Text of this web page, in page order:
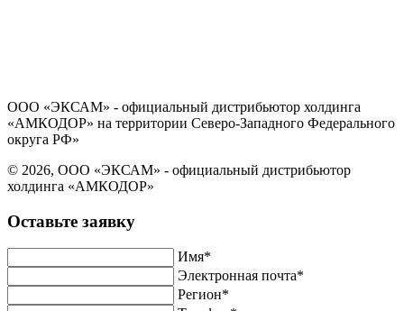
ООО «ЭКСАМ» - официальный дистрибьютор холдинга
«АМКОДОР» на территории Северо-Западного Федерального
округа РФ»
© 2026, ООО «ЭКСАМ» - официальный дистрибьютор
холдинга «АМКОДОР»
Оставьте заявку
Имя*
Электронная почта*
Регион*